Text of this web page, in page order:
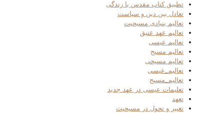
تطبیق کتاب مقدس با زندگی
تعادل بین دین و سیاست
تعالیم بنیادی مسیحیت
تعالیم عهد عتیق
تعالیم عیسی
تعالیم مسیح
تعالیم مسیحی
تعالیم_عیسی
تعالیم_مسیح
تعلیمات عیسی در عهد جدید
تعهد
تغییر و تحول در مسیحیت